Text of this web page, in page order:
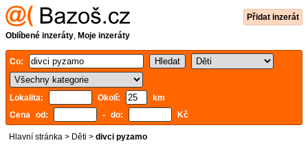
Přidat inzerát
Oblíbené inzeráty, Moje inzeráty
Co:
Lokalita: Okolí:
km
Cena od:
- do: Kč
Hlavní stránka > Děti > divci pyzamo